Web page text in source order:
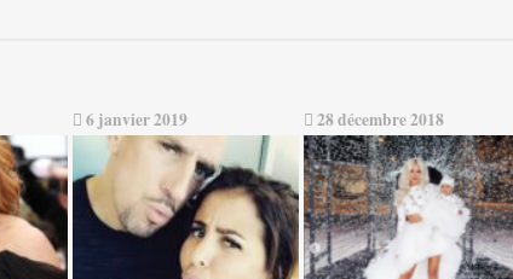
6 janvier 2019 28 décembre 2018